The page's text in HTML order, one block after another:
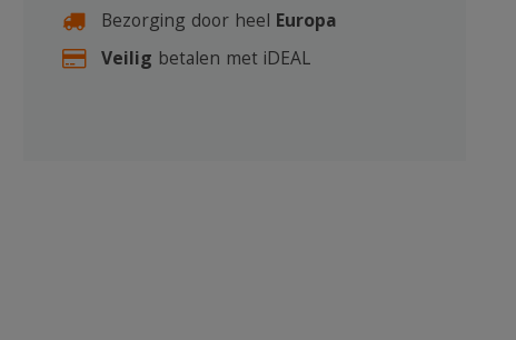
Bezorging door heel Europa
Veilig betalen met iDEAL